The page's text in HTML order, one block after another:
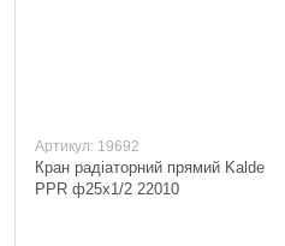
Артикул: 19692
Кран радіаторний прямий Kalde
PPR ф25x1/2 22010